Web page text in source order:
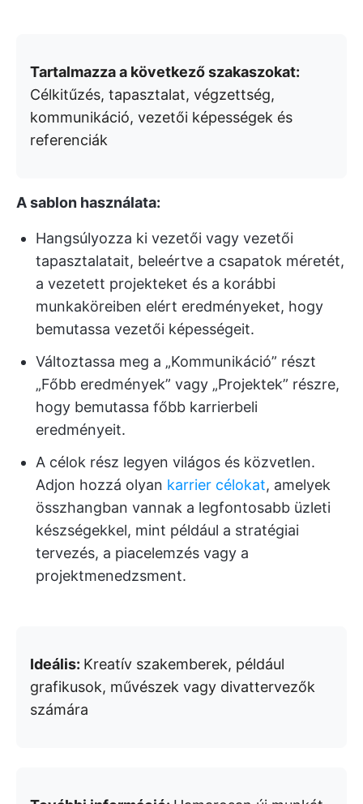
Tartalmazza a következő szakaszokat:
Célkitűzés, tapasztalat, végzettség,
kommunikáció, vezetői képességek és
referenciák
A sablon használata:
Hangsúlyozza ki vezetői vagy vezetői
tapasztalatait, beleértve a csapatok méretét,
a vezetett projekteket és a korábbi
munkaköreiben elért eredményeket, hogy
bemutassa vezetői képességeit.
Változtassa meg a „Kommunikáció” részt
„Főbb eredmények” vagy „Projektek” részre,
hogy bemutassa főbb karrierbeli
eredményeit.
A célok rész legyen világos és közvetlen.
Adjon hozzá olyan karrier célokat, amelyek
összhangban vannak a legfontosabb üzleti
készségekkel, mint például a stratégiai
tervezés, a piacelemzés vagy a
projektmenedzsment.
Ideális: Kreatív szakemberek, például
grafikusok, művészek vagy divattervezők
számára